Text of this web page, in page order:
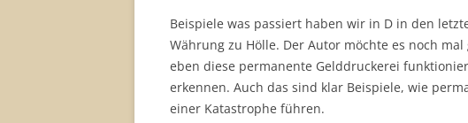
Beispiele was passiert haben wir in D in den
Währung zu Hölle. Der Autor möchte es noch
eben diese permanente Gelddruckerei
erkennen. Auch das sind klar Beispiele, wie
einer Katastrophe führen.